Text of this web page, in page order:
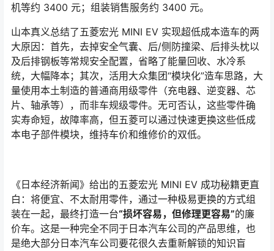
机等约 3400 元；组装销售服务约 3400 元。
山本真义总结了五菱宏光 MINI EV 实现超低成本造车的两
大原因：首先，去掉安全气囊、后/侧防撞梁、后排头枕以
及后排钢板等常规安全配置，省略了能量回收、水冷系
统，大幅降本；其次，活用大众集团“模块化”造车思路，大
量使用本土制造的普通商用级零件（充电器、逆变器、芯
片、轴承等），而非车规级零件。无可否认，这些零件确
实寿命短，故障率高，但五菱可以通过快速更换这些低成
本电子部件模块，维持车价和维修价的双低。
《日本经济新闻》给出的五菱宏光 MINI EV 成功秘籍更直
白：将便宜、不太耐用零件，通过一种极易更换的方式组
装在一起，最终打造一台“损坏容易，但修理更容易”的廉
价车。这是一种完全不同于日本汽车公司的产品思维，也
是绝大部分日本汽车公司要花很久去重新解锁的知识盲